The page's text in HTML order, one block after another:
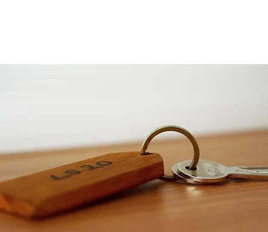
Vademecum - come si
richiede il CIR Codice
Identificativo Regionale
decreto
turistico-